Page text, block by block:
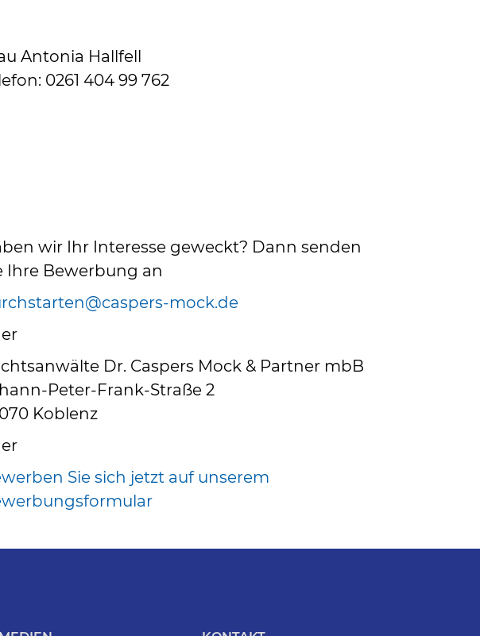
Antonia Hallfell
0261 404 99 762
wir Ihr Interesse geweckt? Dann senden
Ihre Bewerbung an
mock.de
Dr. Caspers Mock & Partner mbB
Peter-Frank-Straße 2
Koblenz
Sie sich jetzt auf unserem